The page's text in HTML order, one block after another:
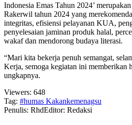
Indonesia Emas Tahun 2024’
Rakerwil tahun 2024 yang
integritas, efisiensi pelayanan KUA,
penyelesaian jaminan produk halal,
wakaf dan mendorong budaya literasi.
“Mari kita bekerja penuh semangat,
Kerja, semoga kegiatan ini memberikan
ungkapnya.
Viewers: 648
Tag: #humas Kakankemenagsu
Penulis: RhdEditor: Redaksi